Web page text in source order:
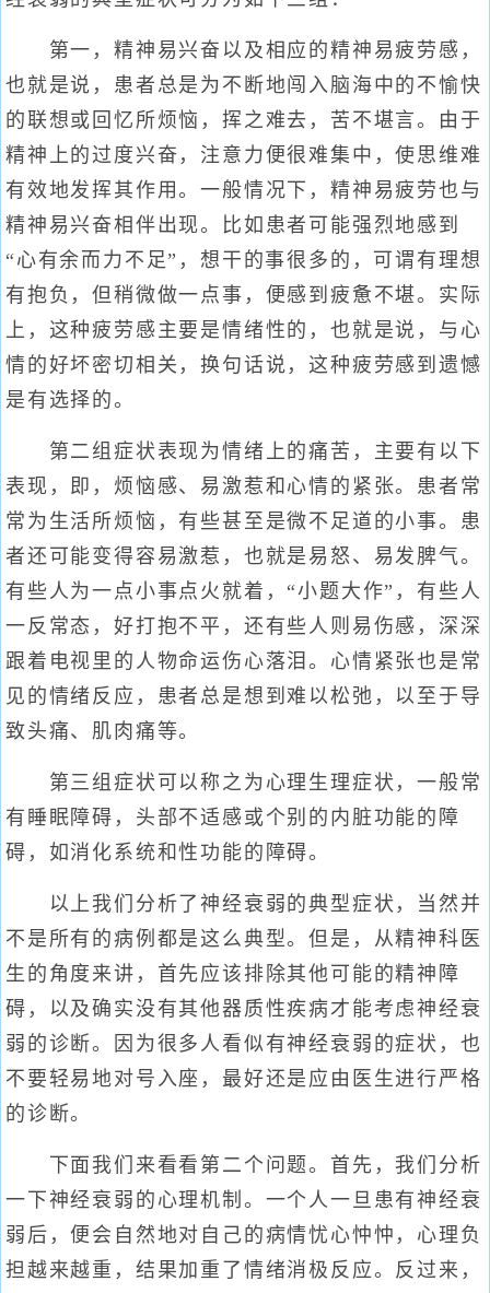
第一，精神易兴奋以及相应的精神易疲劳感，
也就是说，患者总是为不断地闯入脑海中的不愉快
的联想或回忆所烦恼，挥之难去，苦不堪言。由于
精神上的过度兴奋，注意力便很难集中，使思维难
有效地发挥其作用。一般情况下，精神易疲劳也与
精神易兴奋相伴出现。比如患者可能强烈地感到
“心有余而力不足”，想干的事很多的，可谓有理想
有抱负，但稍微做一点事，便感到疲惫不堪。实际
上，这种疲劳感主要是情绪性的，也就是说，与心
情的好坏密切相关，换句话说，这种疲劳感到遗憾
是有选择的。
第二组症状表现为情绪上的痛苦，主要有以下
表现，即，烦恼感、易激惹和心情的紧张。患者常
常为生活所烦恼，有些甚至是微不足道的小事。患
者还可能变得容易激惹，也就是易怒、易发脾气。
有些人为一点小事点火就着，“小题大作”，有些人
一反常态，好打抱不平，还有些人则易伤感，深深
跟着电视里的人物命运伤心落泪。心情紧张也是常
见的情绪反应，患者总是想到难以松弛，以至于导
致头痛、肌肉痛等。
第三组症状可以称之为心理生理症状，一般常
有睡眠障碍，头部不适感或个别的内脏功能的障
碍，如消化系统和性功能的障碍。
以上我们分析了神经衰弱的典型症状，当然并
不是所有的病例都是这么典型。但是，从精神科医
生的角度来讲，首先应该排除其他可能的精神障
碍，以及确实没有其他器质性疾病才能考虑神经衰
弱的诊断。因为很多人看似有神经衰弱的症状，也
不要轻易地对号入座，最好还是应由医生进行严格
的诊断。
下面我们来看看第二个问题。首先，我们分析
一下神经衰弱的心理机制。一个人一旦患有神经衰
弱后，便会自然地对自己的病情忧心忡忡，心理负
担越来越重，结果加重了情绪消极反应。反过来，